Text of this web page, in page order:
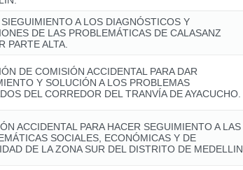
A LOS DIAGNÓSTICOS Y
DE LAS PROBLEMÁTICAS DE CALASANZ
PARTE ALTA.
DE COMISIÓN ACCIDENTAL PARA DAR
Y SOLUCIÓN A LOS PROBLEMAS
DEL CORREDOR DEL TRANVÍA DE AYACUCHO.
ACCIDENTAL PARA HACER SEGUIMIENTO A LAS
SOCIALES, ECONÓMICAS Y DE
DE LA ZONA SUR DEL DISTRITO DE MEDELLIN.